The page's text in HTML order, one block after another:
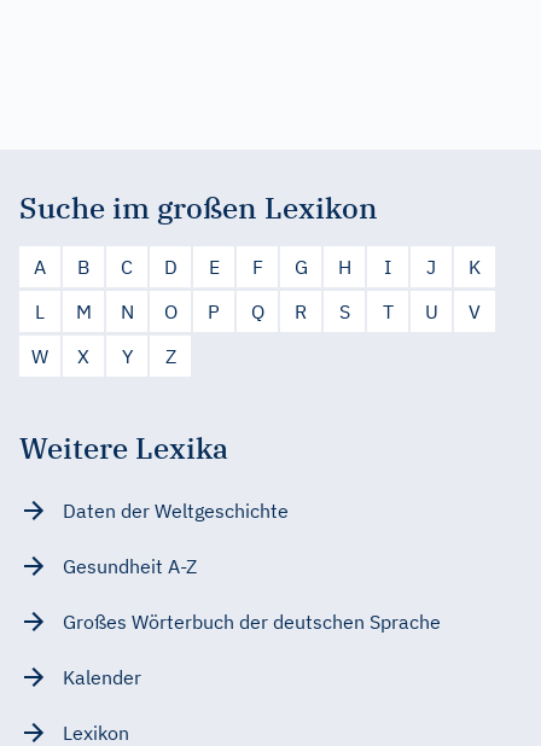
Suche im großen Lexikon
A B C D E F G H I J
K
L
M N O P Q R S T U
V
W
X Y Z
Weitere Lexika
Daten der Weltgeschichte
Gesundheit A-Z
Großes Wörterbuch der deutschen Sprache
Kalender
Lexikon